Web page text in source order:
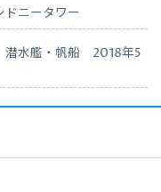
ニータワー
水艦・帆船 2018年5